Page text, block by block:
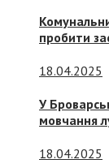
пробити
18.04.2025
У
мовчання
18.04.2025